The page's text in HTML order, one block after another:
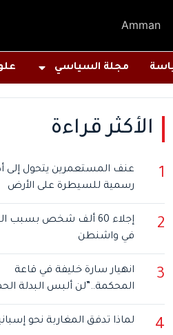
Amman
مجلة السياسي
الأكثر قراءة
1
عنف المستعمرين يتحول إلى
رسمية للسيطرة على الأرض
2
إجلاء 60 ألف شخص بسبب
في واشنطن
3
انهيار سارة خليفة في قاعة
المحكمة..”لن ألبس البدلة
4 لماذا تدفق المغاربة نحو